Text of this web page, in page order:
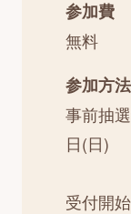
参加費
無料
参加方法
事前抽
日(日)
受付開